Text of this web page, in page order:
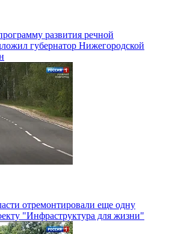
развития речной
губернатор Нижегородской
отремонтировали еще одну
"Инфраструктура для жизни"